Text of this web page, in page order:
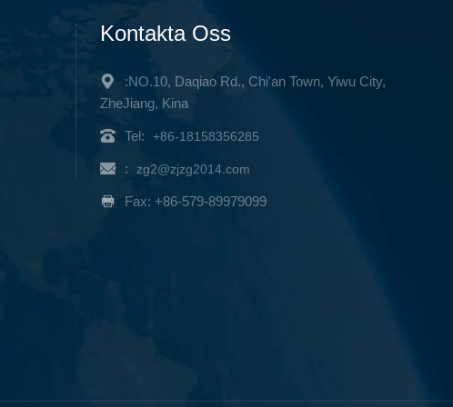
Kontakta Oss
:NO.10, Daqiao Rd., Chi'an Town, Yiwu City,
ZheJiang, Kina
Tel: +86-18158356285
: zg2@zjzg2014.com
Fax: +86-579-89979099